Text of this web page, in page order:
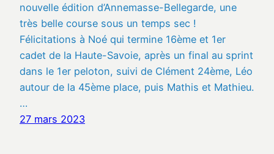
nouvelle édition d’Annemasse-Bellegarde, une
très belle course sous un temps sec !
Félicitations à Noé qui termine 16ème et 1er
cadet de la Haute-Savoie, après un final au sprint
dans le 1er peloton, suivi de Clément 24ème, Léo
autour de la 45ème place, puis Mathis et Mathieu.
…
27 mars 2023